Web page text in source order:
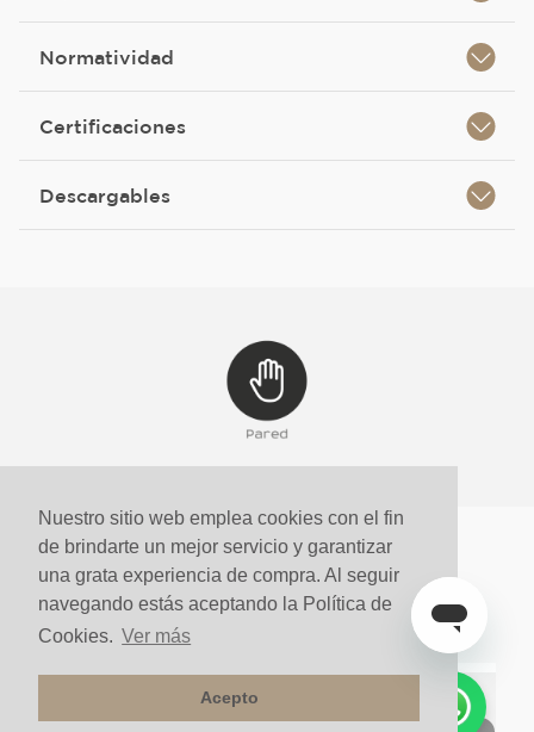
Nuestro sitio web emplea cookies con el fin
de brindarte un mejor servicio y garantizar
una grata experiencia de compra. Al seguir
navegando estás aceptando la Política de
Cookies. Ver más
Acepto
Normatividad
Certificaciones
Descargables
Quienes vieron este producto
también compraron
Comparar